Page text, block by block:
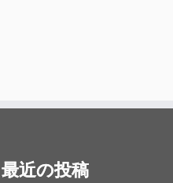
最近の投稿